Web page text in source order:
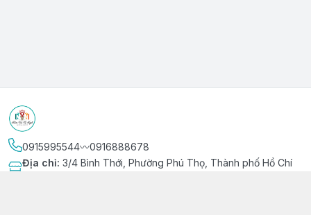
0915995544〰️0916888678
Địa chỉ: 3/4 Bình Thới, Phường Phú Thọ, Thành phố Hồ Chí